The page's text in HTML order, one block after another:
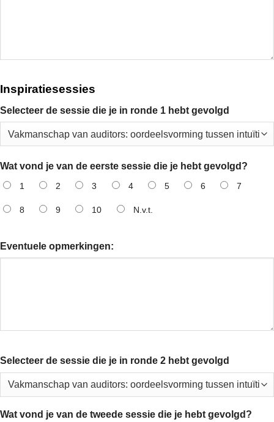
Inspiratiesessies
Selecteer de sessie die je in ronde 1 hebt gevolgd
Wat vond je van de eerste sessie die je hebt gevolgd?
1 2 3 4 5 6 7
8 9 10 N.v.t.
Eventuele opmerkingen:
Selecteer de sessie die je in ronde 2 hebt gevolgd
Wat vond je van de tweede sessie die je hebt gevolgd?